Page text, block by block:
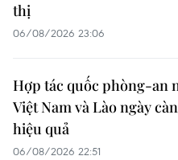
thị
06/08/2026 23:06
Hợp tác quốc phòng-an
Việt Nam và Lào ngày
hiệu quả
06/08/2026 22:51